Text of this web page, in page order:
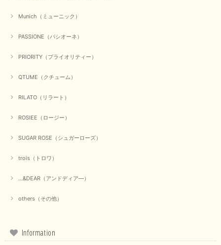
Munich（ミューニック）
PASSIONE（パシオーネ）
PRIORITY（プライオリティー）
QTUME（クチューム）
RILATO（リラート）
ROSIEE（ロージー）
SUGAR ROSE（シュガーローズ）
trois（トロワ）
...&DEAR（アンドディア―）
others（その他）
Information